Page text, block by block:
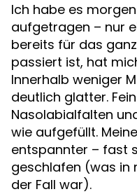
Ich habe es
aufgetragen – nur
bereits für das
passiert ist, hat
Innerhalb weniger
deutlich glatter.
Nasolabialfalten
wie aufgefüllt.
entspannter – fast
geschlafen (was in
der Fall war).